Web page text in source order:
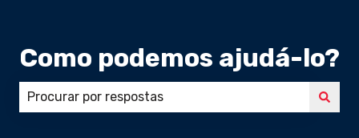
Como podemos ajudá-lo?